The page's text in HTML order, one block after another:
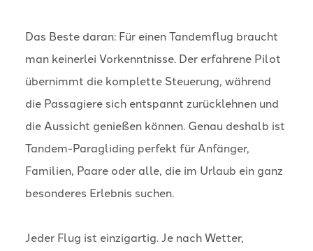
Das Beste daran: Für einen Tandemflug braucht
man keinerlei Vorkenntnisse. Der erfahrene Pilot
übernimmt die komplette Steuerung, während
die Passagiere sich entspannt zurücklehnen und
die Aussicht genießen können. Genau deshalb ist
Tandem-Paragliding perfekt für Anfänger,
Familien, Paare oder alle, die im Urlaub ein ganz
besonderes Erlebnis suchen.
Jeder Flug ist einzigartig. Je nach Wetter,